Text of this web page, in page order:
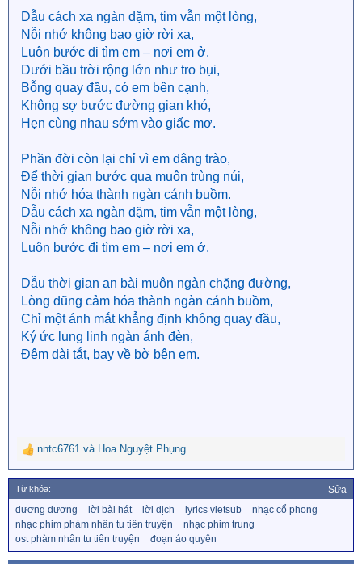
Dẫu cách xa ngàn dặm, tim vẫn một lòng,
Nỗi nhớ không bao giờ rời xa,
Luôn bước đi tìm em – nơi em ở.
Dưới bầu trời rộng lớn như tro bụi,
Bỗng quay đầu, có em bên cạnh,
Không sợ bước đường gian khó,
Hẹn cùng nhau sớm vào giấc mơ.
Phần đời còn lại chỉ vì em dâng trào,
Để thời gian bước qua muôn trùng núi,
Nỗi nhớ hóa thành ngàn cánh buồm.
Dẫu cách xa ngàn dặm, tim vẫn một lòng,
Nỗi nhớ không bao giờ rời xa,
Luôn bước đi tìm em – nơi em ở.
Dẫu thời gian an bài muôn ngàn chặng đường,
Lòng dũng cảm hóa thành ngàn cánh buồm,
Chỉ một ánh mắt khẳng định không quay đầu,
Ký ức lung linh ngàn ánh đèn,
Đêm dài tắt, bay về bờ bên em.
R
e
a
c
t
i
o
nntc6761 và Hoa Nguyệt Phụng
Từ khóa: Sửa
dương dương lời bài hát lời dịch lyrics vietsub
nhạc cổ phong
nhạc phim phàm nhân tu tiên truyện
nhạc phim trung
ost phàm nhân tu tiên truyện
đoạn áo quyên